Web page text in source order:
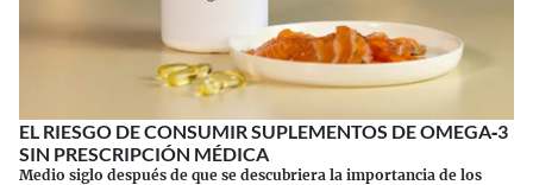
EL RIESGO DE CONSUMIR SUPLEMENTOS DE OMEGA‑3
SIN PRESCRIPCIÓN MÉDICA
Medio siglo después de que se descubriera la importancia de los